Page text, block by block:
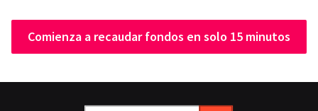
Comienza a recaudar fondos en solo 15 minutos